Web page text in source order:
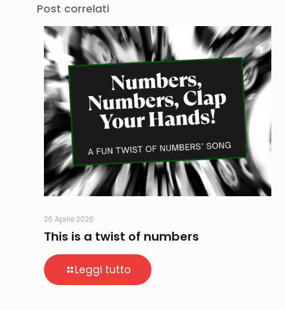
Post correlati
26 Aprile 2026
This is a twist of numbers
Leggi tutto